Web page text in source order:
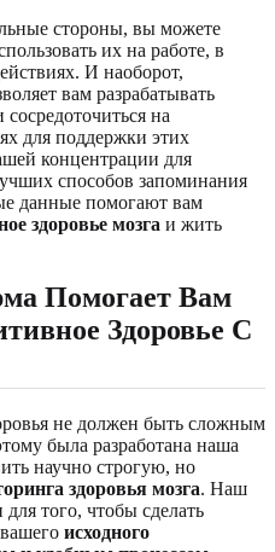
стороны, вы можете
их на работе, в
И наоборот,
вам разрабатывать
на
для поддержки этих
концентрации для
способов запоминания
данные помогают вам
здоровье мозга и жить
Помогает Вам
Здоровье С
не должен быть сложным
была разработана наша
научно строгую, но
здоровья мозга. Наш
того, чтобы сделать
исходного